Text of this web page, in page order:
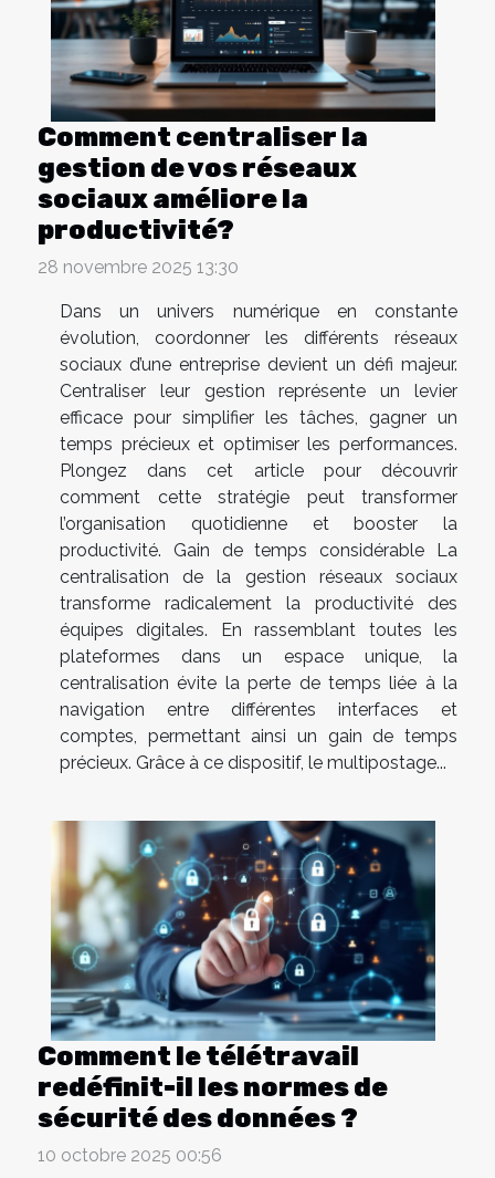
Comment centraliser la
gestion de vos réseaux
sociaux améliore la
productivité?
28 novembre 2025 13:30
Dans un univers numérique en constante
évolution, coordonner les différents réseaux
sociaux d’une entreprise devient un défi majeur.
Centraliser leur gestion représente un levier
efficace pour simplifier les tâches, gagner un
temps précieux et optimiser les performances.
Plongez dans cet article pour découvrir
comment cette stratégie peut transformer
l’organisation quotidienne et booster la
productivité. Gain de temps considérable La
centralisation de la gestion réseaux sociaux
transforme radicalement la productivité des
équipes digitales. En rassemblant toutes les
plateformes dans un espace unique, la
centralisation évite la perte de temps liée à la
navigation entre différentes interfaces et
comptes, permettant ainsi un gain de temps
précieux. Grâce à ce dispositif, le multipostage...
Comment le télétravail
redéfinit-il les normes de
sécurité des données ?
10 octobre 2025 00:56